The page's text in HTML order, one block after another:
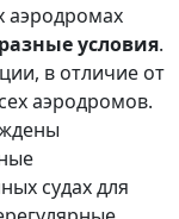
аэродромах
условия.
в отличие от
аэродромов.
судах для